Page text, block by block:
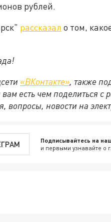
рублей.
рассказал о том,
«ВКонтакте», также
есть чем поделиться с
вопросы, новости на
Подписывайтесь на
и первыми узнавайте о